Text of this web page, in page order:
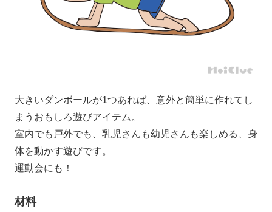
大きいダンボールが1つあれば、意外と簡単に作れてし
まうおもしろ遊びアイテム。
室内でも戸外でも、乳児さんも幼児さんも楽しめる、身
体を動かす遊びです。
運動会にも！
材料